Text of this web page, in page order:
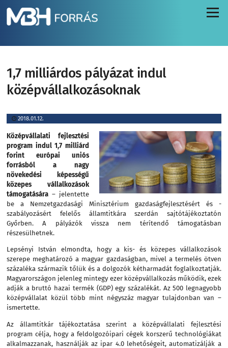
Menü
1,7 milliárdos pályázat indul
középvállalkozásoknak
2018.01.12.
Középvállalati fejlesztési
program indul 1,7 milliárd
forint európai uniós
forrásból a nagy
növekedési képességű
közepes vállalkozások
támogatására – jelentette
be a Nemzetgazdasági Minisztérium gazdaságfejlesztésért és -
szabályozásért felelős államtitkára szerdán sajtótájékoztatón
Győrben. A pályázók vissza nem térítendő támogatásban
részesülhetnek.
Lepsényi István elmondta, hogy a kis- és közepes vállalkozások
szerepe meghatározó a magyar gazdaságban, mivel a termelés ötven
százaléka származik tőlük és a dolgozók kétharmadát foglalkoztatják.
Magyarországon jelenleg mintegy ezer középvállalkozás működik, ezek
adják a bruttó hazai termék (GDP) egy százalékát. Az 500 legnagyobb
középvállalat közül több mint négyszáz magyar tulajdonban van –
ismertette.
Az államtitkár tájékoztatása szerint a középvállalati fejlesztési
program célja, hogy a feldolgozóipari cégek korszerű technológiákat
alkalmazzanak, használják az ipar 4.0 lehetőségeit, automatizálják a